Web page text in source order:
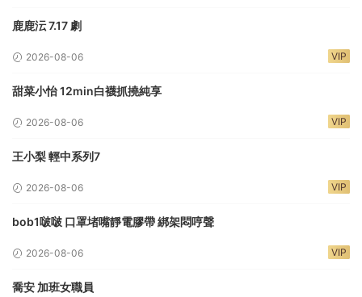
鹿鹿沄 7.17 劇
2026-08-06 VIP
甜菜小怡 12min白襪抓撓純享
2026-08-06 VIP
王小梨 輕中系列7
2026-08-06 VIP
bob1啵啵 口罩堵嘴靜電膠帶 綁架悶哼聲
2026-08-06 VIP
喬安 加班女職員